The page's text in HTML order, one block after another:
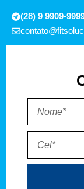
(28) 9 9909-